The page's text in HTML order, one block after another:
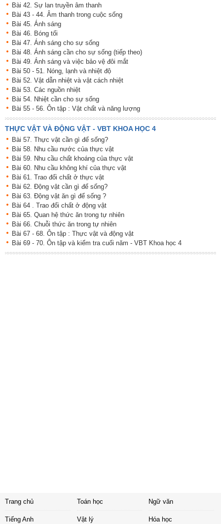
Bài 42. Sự lan truyền âm thanh
Bài 43 - 44. Âm thanh trong cuộc sống
Bài 45. Ánh sáng
Bài 46. Bóng tối
Bài 47. Ánh sáng cho sự sống
Bài 48. Ánh sáng cần cho sự sống (tiếp theo)
Bài 49. Ánh sáng và việc bảo vệ đôi mắt
Bài 50 - 51. Nóng, lạnh và nhiệt độ
Bài 52. Vật dẫn nhiệt và vật cách nhiệt
Bài 53. Các nguồn nhiệt
Bài 54. Nhiệt cần cho sự sống
Bài 55 - 56. Ôn tập : Vật chất và năng lượng
THỰC VẬT VÀ ĐỘNG VẬT - VBT KHOA HỌC 4
Bài 57. Thực vật cần gì để sống?
Bài 58. Nhu cầu nước của thực vật
Bài 59. Nhu cầu chất khoáng của thực vật
Bài 60. Nhu cầu không khí của thực vật
Bài 61. Trao đổi chất ở thực vật
Bài 62. Động vật cần gì để sống?
Bài 63. Động vật ăn gì để sống ?
Bài 64 . Trao đổi chất ở động vật
Bài 65. Quan hệ thức ăn trong tự nhiên
Bài 66. Chuỗi thức ăn trong tự nhiên
Bài 67 - 68. Ôn tập : Thực vật và động vật
Bài 69 - 70. Ôn tập và kiểm tra cuối năm - VBT Khoa học 4
Trang chủ Toán học Ngữ văn
Tiếng Anh Vật lý Hóa học